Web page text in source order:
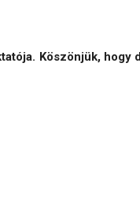
Köszönjük,